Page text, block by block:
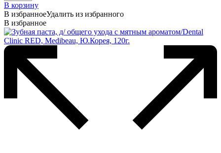
В корзину
В избранноеУдалить из избранного
В избранное